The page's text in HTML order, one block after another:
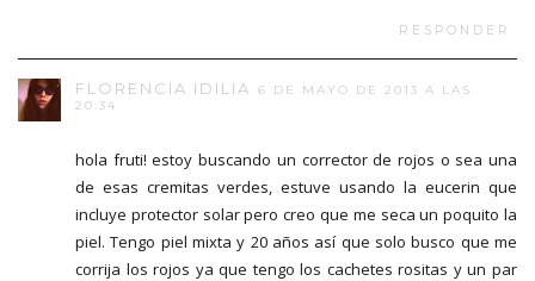
RESPONDER
FLORENCIA IDILIA
6 DE MAYO DE 2013 A LAS
20:34
hola fruti! estoy buscando un corrector de rojos o sea una
de esas cremitas verdes, estuve usando la eucerin que
incluye protector solar pero creo que me seca un poquito la
piel. Tengo piel mixta y 20 años así que solo busco que me
corrija los rojos ya que tengo los cachetes rositas y un par